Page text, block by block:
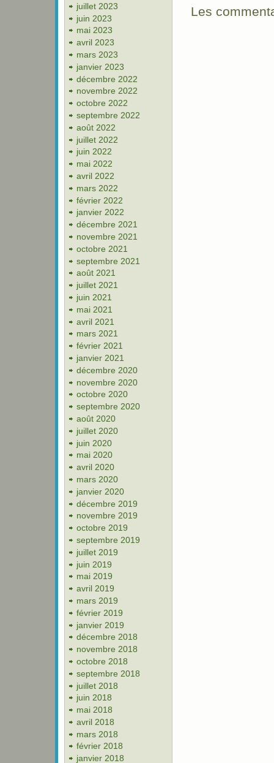
juillet 2023
juin 2023
mai 2023
avril 2023
mars 2023
janvier 2023
décembre 2022
novembre 2022
octobre 2022
septembre 2022
août 2022
juillet 2022
juin 2022
mai 2022
avril 2022
mars 2022
février 2022
janvier 2022
décembre 2021
novembre 2021
octobre 2021
septembre 2021
août 2021
juillet 2021
juin 2021
mai 2021
avril 2021
mars 2021
février 2021
janvier 2021
décembre 2020
novembre 2020
octobre 2020
septembre 2020
août 2020
juillet 2020
juin 2020
mai 2020
avril 2020
mars 2020
janvier 2020
décembre 2019
novembre 2019
octobre 2019
septembre 2019
juillet 2019
juin 2019
mai 2019
avril 2019
mars 2019
février 2019
janvier 2019
décembre 2018
novembre 2018
octobre 2018
septembre 2018
juillet 2018
juin 2018
mai 2018
avril 2018
mars 2018
février 2018
janvier 2018
Les